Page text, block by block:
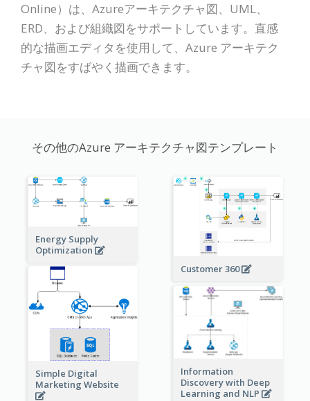
Online）は、Azureアーキテクチャ図、UML、
ERD、および組織図をサポートしています。直感
的な描画エディタを使用して、Azure アーキテク
チャ図をすばやく描画できます。
その他のAzure アーキテクチャ図テンプレート
Energy Supply
Optimization
Customer 360
Simple Digital
Marketing Website
Information
Discovery with Deep
Learning and NLP